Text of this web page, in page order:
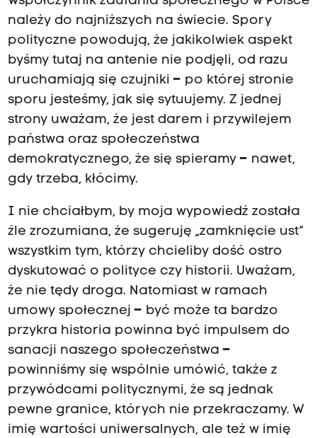
należy do najniższych na świecie. Spory
polityczne powodują, że jakikolwiek aspekt
byśmy tutaj na antenie nie podjęli, od razu
uruchamiają się czujniki – po której stronie
sporu jesteśmy, jak się sytuujemy. Z jednej
strony uważam, że jest darem i przywilejem
państwa oraz społeczeństwa
demokratycznego, że się spieramy – nawet,
gdy trzeba, kłócimy.
I nie chciałbym, by moja wypowiedź została
źle zrozumiana, że sugeruję „zamknięcie ust”
wszystkim tym, którzy chcieliby dość ostro
dyskutować o polityce czy historii. Uważam,
że nie tędy droga. Natomiast w ramach
umowy społecznej – być może ta bardzo
przykra historia powinna być impulsem do
sanacji naszego społeczeństwa –
powinniśmy się wspólnie umówić, także z
przywódcami politycznymi, że są jednak
pewne granice, których nie przekraczamy. W
imię wartości uniwersalnych, ale też w imię